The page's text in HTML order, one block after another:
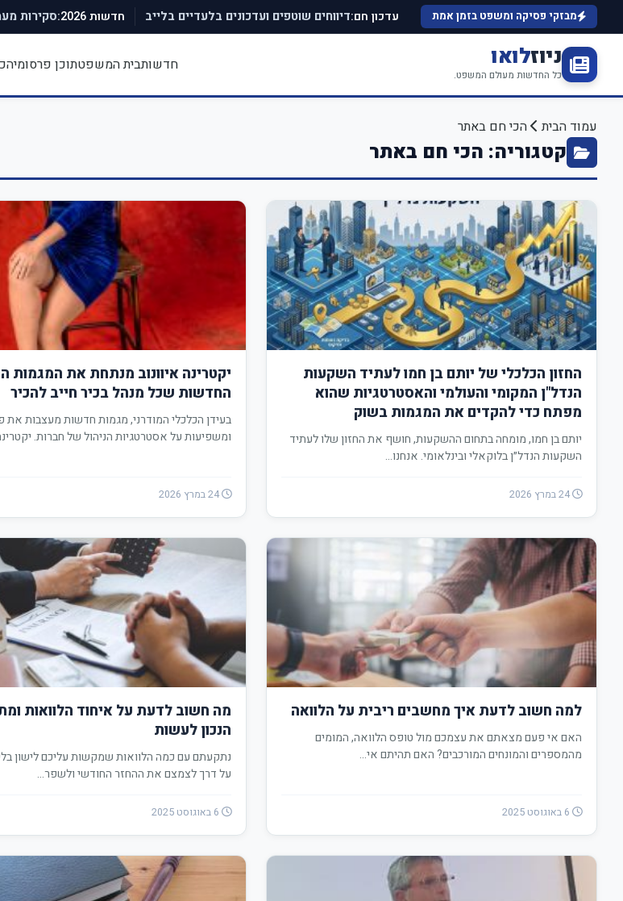
מבזקי פסיקה ומשפט בזמן אמת עדכון חם:דיווחים שוטפים ועדכונים בלעדיים בלייב חדשות 2026: סקירות
ניוזלואו
כל החדשות מעולם המשפט.
חדשותבית המשפטתוכן פרסומי
עמוד הבית הכי חם באתר
קטגוריה: הכי חם באתר
החזון הכלכלי של יותם בן חמו לעתיד השקעות
הנדל"ן המקומי והעולמי והאסטרטגיות שהוא
מפתח כדי להקדים את המגמות בשוק
יותם בן חמו, מומחה בתחום ההשקעות, חושף את החזון שלו לעתיד
השקעות הנדל״ן בלוקאלי ובינלאומי. אנחנו…
יקטרינה איוונוב מנתחת את המגמות
החדשות שכל מנהל בכיר חייב להכיר
בעידן הכלכלי המודרני, מגמות חדשות מעצבות את
ומשפיעות על אסטרטגיות הניהול של חברות.
24 במרץ 2026
למה חשוב לדעת איך מחשבים ריבית על הלוואה
האם אי פעם מצאתם את עצמכם מול טופס הלוואה, המומים
מהמספרים והמונחים המורכבים? האם תהיתם אי…
מה חשוב לדעת על איחוד הלוואות
הנכון לעשות
נתקעתם עם כמה הלוואות שמקשות עליכם לישון
על דרך לצמצם את ההחזר החודשי ולשפר…
6 באוגוסט 2025